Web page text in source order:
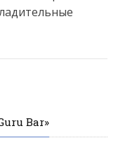
Bar»